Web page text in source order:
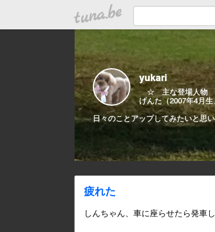
tuna.be
yukari
☆ 主な登場人
げんた（2007年4月
日々のことアップしてみたいと思
疲れた
しんちゃん、車に座らせたら発車